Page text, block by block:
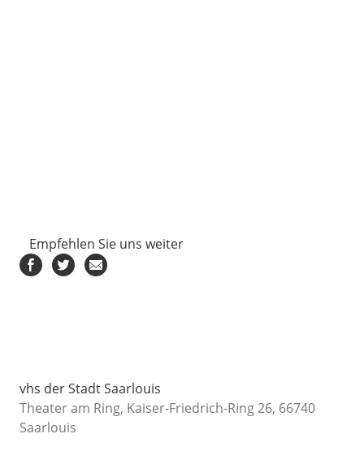
Empfehlen Sie uns weiter
vhs der Stadt Saarlouis
Theater am Ring, Kaiser-Friedrich-Ring 26, 66740
Saarlouis